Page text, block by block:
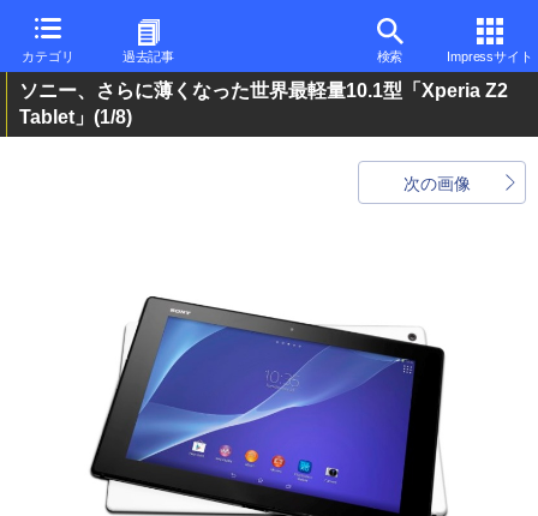
カテゴリ 過去記事 検索 Impressサイト
ソニー、さらに薄くなった世界最軽量10.1型「Xperia Z2
Tablet」 (1/8)
次の画像